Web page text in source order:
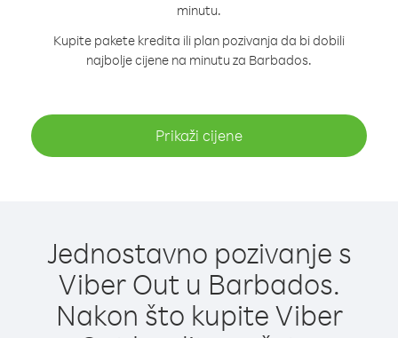
minutu.
Kupite pakete kredita ili plan pozivanja da bi dobili
najbolje cijene na minutu za Barbados.
Prikaži cijene
Jednostavno pozivanje s
Viber Out u Barbados.
Nakon što kupite Viber